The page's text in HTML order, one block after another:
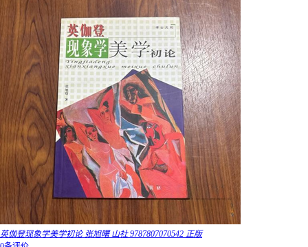
英伽登现象学美学初论 张旭曙 山社 9787807070542 正版